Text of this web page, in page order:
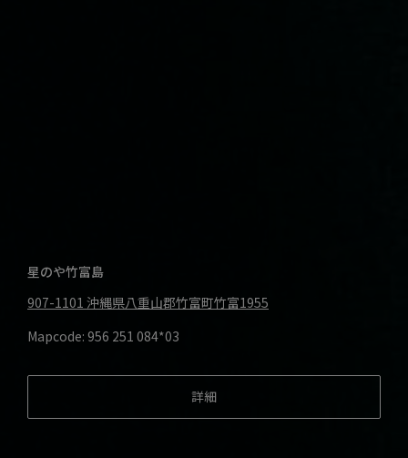
星のや竹富島
907-1101 沖縄県八重山郡竹富町竹富1955
Mapcode: 956 251 084*03
詳細